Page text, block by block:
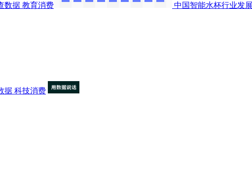
数据 教育消费 中国智能水杯行业发
据 科技消费